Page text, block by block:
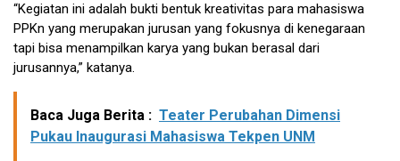
“Kegiatan ini adalah bukti bentuk kreativitas para mahasiswa
PPKn yang merupakan jurusan yang fokusnya di kenegaraan
tapi bisa menampilkan karya yang bukan berasal dari
jurusannya,” katanya.
Baca Juga Berita : Teater Perubahan Dimensi
Pukau Inaugurasi Mahasiswa Tekpen UNM